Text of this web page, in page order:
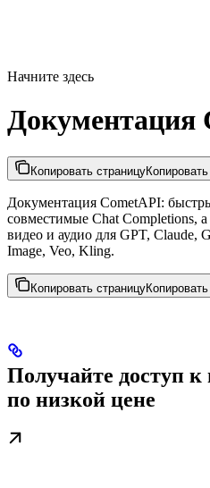
Начните здесь
Документация
Копировать страницу
Документация CometAPI:
совместимые Chat Completions,
видео и аудио для GPT, Claude,
Image, Veo, Kling.
Копировать страницу
Получайте доступ
по низкой цене